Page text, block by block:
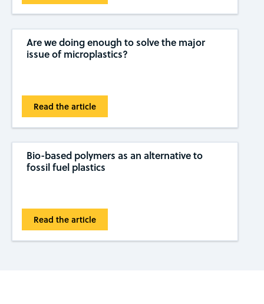
Are we doing enough to solve the major
issue of microplastics?
Read the article
Bio-based polymers as an alternative to
fossil fuel plastics
Read the article